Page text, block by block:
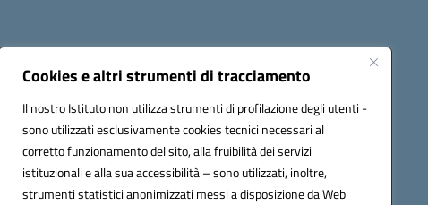
Cookies e altri strumenti di tracciamento
Il nostro Istituto non utilizza strumenti di profilazione degli utenti -
sono utilizzati esclusivamente cookies tecnici necessari al
corretto funzionamento del sito, alla fruibilità dei servizi
istituzionali e alla sua accessibilità – sono utilizzati, inoltre,
strumenti statistici anonimizzati messi a disposizione da Web
anic82000a@pec.istruzione.it